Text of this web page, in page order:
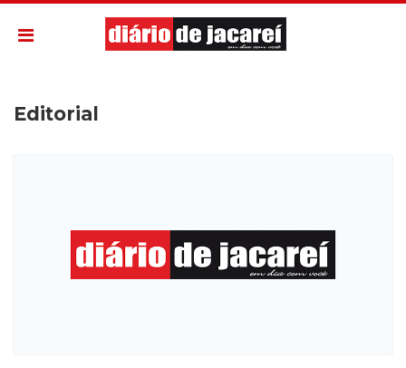
Editorial